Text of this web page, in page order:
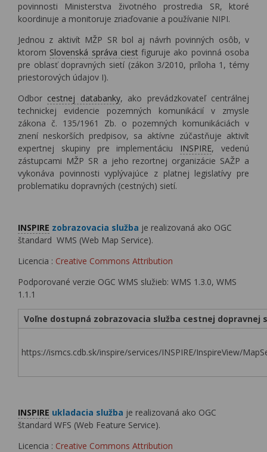
povinnosti Ministerstva životného prostredia SR, ktoré
koordinuje a monitoruje zriaďovanie a používanie NIPI.
Jednou z aktivít MŽP SR bol aj návrh povinných osôb, v
ktorom Slovenská správa ciestfiguruje ako povinná osoba
pre oblasť dopravných sietí (zákon 3/2010, príloha 1, témy
priestorových údajov I).
Odbor cestnej databanky, ako prevádzkovateľ centrálnej
technickej evidencie pozemných komunikácií v zmysle
zákona č. 135/1961 Zb. o pozemných komunikáciách v
znení neskorších predpisov, sa aktívne zúčastňuje aktivít
expertnej skupiny pre implementáciu INSPIRE, vedenú
zástupcami MŽP SR a jeho rezortnej organizácie SAŽP a
vykonáva povinnosti vyplývajúce z platnej legislatívy pre
problematiku dopravných (cestných) sietí.
INSPIRE zobrazovacia služba je realizovaná ako OGC
štandard WMS (Web Map Service).
Licencia : Creative Commons Attribution
Podporované verzie OGC WMS služieb: WMS 1.3.0, WMS
1.1.1
Voľne dostupná zobrazovacia služba cestnej dopravnej
https://ismcs.cdb.sk/inspire/services/INSPIRE/InspireView/
INSPIRE ukladacia služba je realizovaná ako OGC
štandard WFS (Web Feature Service).
Licencia : Creative Commons Attribution